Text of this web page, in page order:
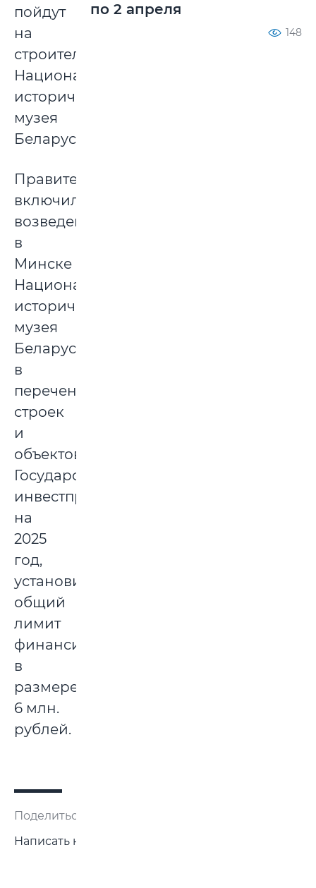
пойдут
на
строительство
Национального
исторического
музея
Беларуси.
Правительство
включило
возведение
в
Минске
Национального
исторического
музея
Беларуси
в
перечень
строек
и
объектов
Государственной
инвестпрограммы
на
2025
год,
установив
общий
лимит
финансирования
в
размере
6 млн.
рублей.
Поделиться:
Написать нам
по 2 апреля
148